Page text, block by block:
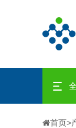
首页>